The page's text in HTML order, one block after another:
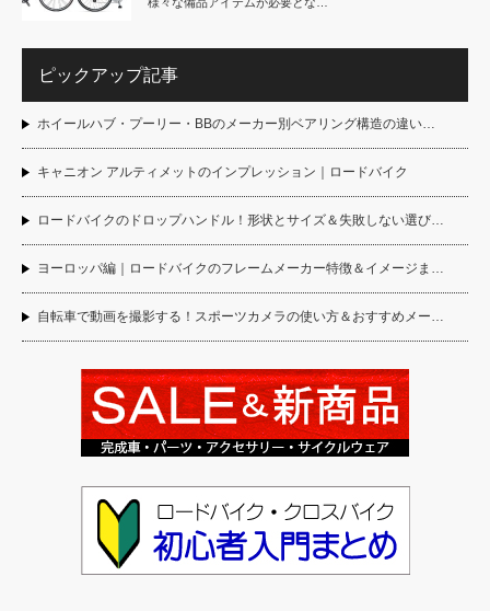
ピックアップ記事
ホイールハブ・プーリー・BBのメーカー別ベアリング構造の違い…
キャニオン アルティメットのインプレッション｜ロードバイク
ロードバイクのドロップハンドル！形状とサイズ＆失敗しない選び…
ヨーロッパ編｜ロードバイクのフレームメーカー特徴＆イメージま…
自転車で動画を撮影する！スポーツカメラの使い方＆おすすめメー…